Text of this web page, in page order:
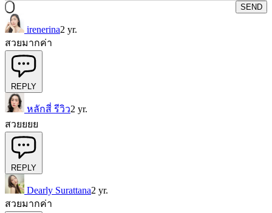
SEND
irenerina2 yr.
สวยมากค่า
REPLY
หลักสี่ รีวิว2 yr.
สวยยยย
REPLY
Dearly Surattana2 yr.
สวยมากค่า